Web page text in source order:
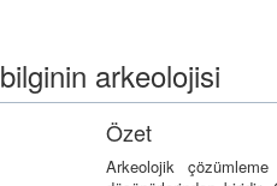
arkeolojisi
Özet
Arkeolojik